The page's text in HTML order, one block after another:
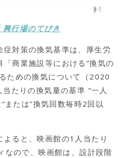
行場のてびき
対策の換気基準は、厚生労
商業施設等における“換気の
ための換気について（2020
たりの換気量の基準 ”一人
または”換気回数毎時2回以
ると、映画館の1人当たり
なので、映画館は、設計段階